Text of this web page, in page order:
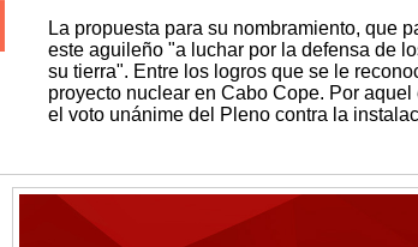
La propuesta para su nombramiento, que
este aguileño "a luchar por la defensa de
su tierra". Entre los logros que se le
proyecto nuclear en Cabo Cope. Por
el voto unánime del Pleno contra la